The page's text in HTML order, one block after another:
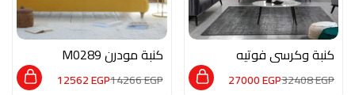
كنبة وكرسي فوتيه
UF004
32408EGP
27000EGP
كنبة مودرن M0289
14266EGP
12562EGP